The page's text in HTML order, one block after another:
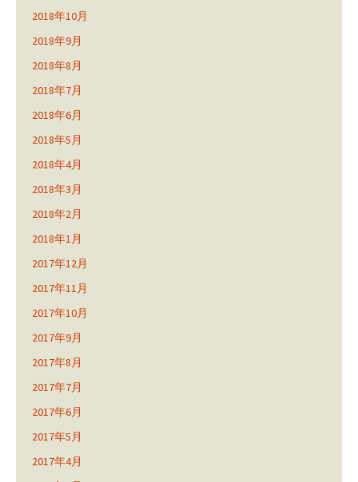
2018年10月
2018年9月
2018年8月
2018年7月
2018年6月
2018年5月
2018年4月
2018年3月
2018年2月
2018年1月
2017年12月
2017年11月
2017年10月
2017年9月
2017年8月
2017年7月
2017年6月
2017年5月
2017年4月